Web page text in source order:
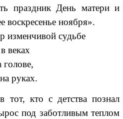
праздник День матери и
воскресенье ноября».
изменчивой судьбе
веках
руках.
тот, кто с детства познал
под заботливым теплом